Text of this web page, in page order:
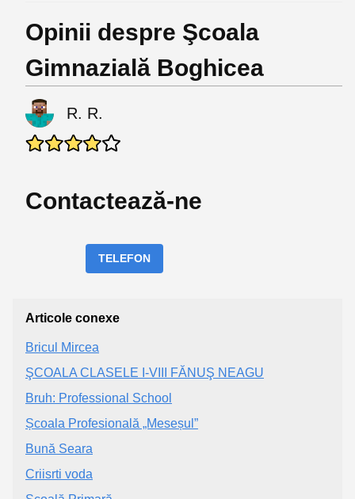
Opinii despre Şcoala
Gimnazială Boghicea
R. R.
Contactează-ne
TELEFON
Articole conexe
Bricul Mircea
ŞCOALA CLASELE I-VIII FĂNUŞ NEAGU
Bruh: Professional School
Școala Profesională „Meseșul”
Bună Seara
Criisrti voda